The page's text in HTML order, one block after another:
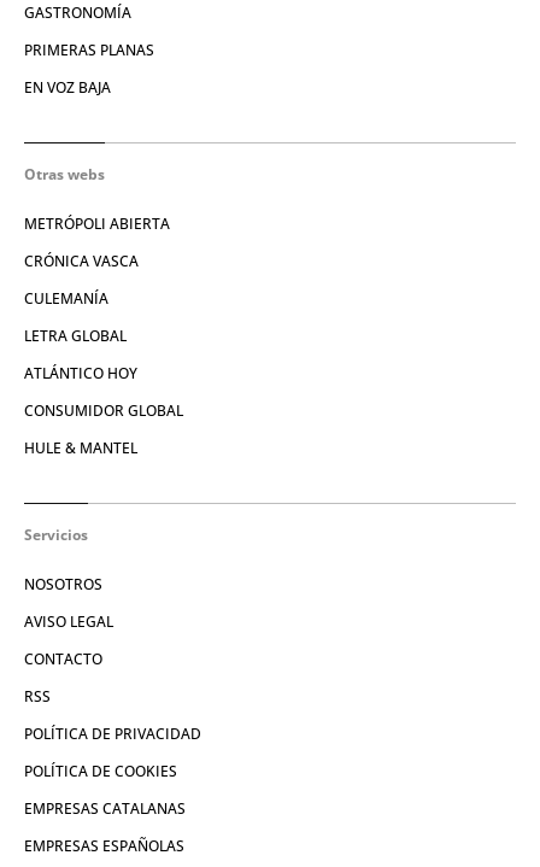
GASTRONOMÍA
PRIMERAS PLANAS
EN VOZ BAJA
Otras webs
METRÓPOLI ABIERTA
CRÓNICA VASCA
CULEMANÍA
LETRA GLOBAL
ATLÁNTICO HOY
CONSUMIDOR GLOBAL
HULE & MANTEL
Servicios
NOSOTROS
AVISO LEGAL
CONTACTO
RSS
POLÍTICA DE PRIVACIDAD
POLÍTICA DE COOKIES
EMPRESAS CATALANAS
EMPRESAS ESPAÑOLAS